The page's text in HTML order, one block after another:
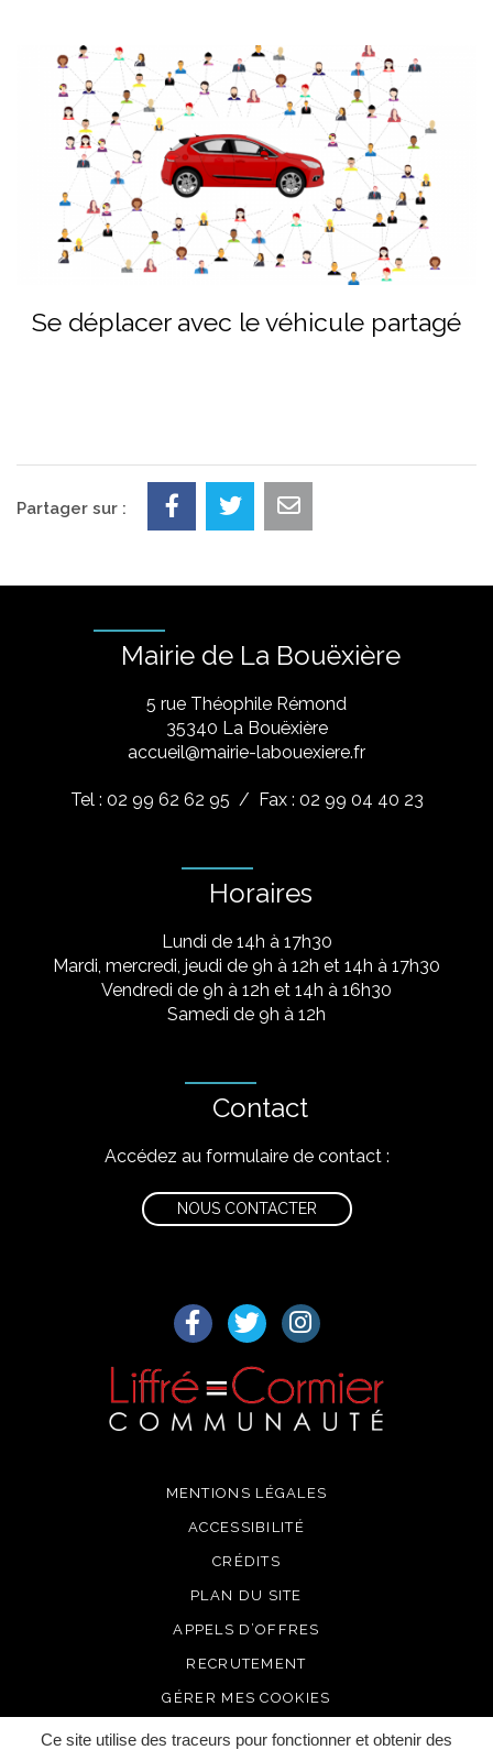
Ce site utilise des traceurs pour fonctionner et obtenir des
Se déplacer avec le véhicule partagé
Partager sur :
Mairie de La Bouëxière
5 rue Théophile Rémond
​35340 La Bouëxière
accueil@mairie-labouexiere.fr
Tel : 02 99 62 62 95 / Fax : 02 99 04 40 23
Horaires
Lundi de 14h à 17h30
Mardi, mercredi, jeudi de 9h à 12h et 14h à 17h30
Vendredi de 9h à 12h et 14h à 16h30
Samedi de 9h à 12h
Contact
Accédez au formulaire de contact :
NOUS CONTACTER
Lien vers le compte Facebook
Lien vers le compte Twitter
Lien vers le compte
MENTIONS LÉGALES
ACCESSIBILITÉ
CRÉDITS
PLAN DU SITE
APPELS D’OFFRES
RECRUTEMENT
GÉRER MES COOKIES